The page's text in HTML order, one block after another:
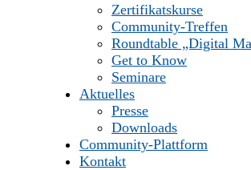
Zertifikatskurse
Community-Treffen
Roundtable „Digital
Get to Know
Seminare
Aktuelles
Presse
Downloads
Community-Plattform
Kontakt